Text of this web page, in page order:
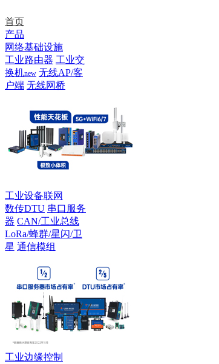
首页
产品
网络基础设施
工业路由器 工业交
换机new 无线AP/客
户端 无线网桥
工业设备联网
数传DTU 串口服务
器 CAN/工业总线
LoRa/蜂群/星闪/卫
星 通信模组
工业边缘控制